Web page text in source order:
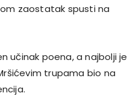
zaostatak spusti na
učinak poena, a najbolji je
trupama bio na